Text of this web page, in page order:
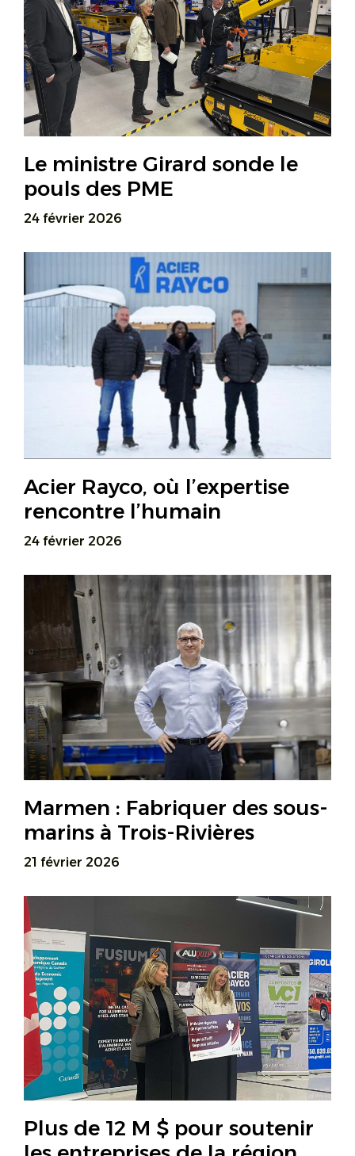
Le ministre Girard sonde le
pouls des PME
24 février 2026
Acier Rayco, où l’expertise
rencontre l’humain
24 février 2026
Marmen : Fabriquer des sous-
marins à Trois-Rivières
21 février 2026
Plus de 12 M $ pour soutenir